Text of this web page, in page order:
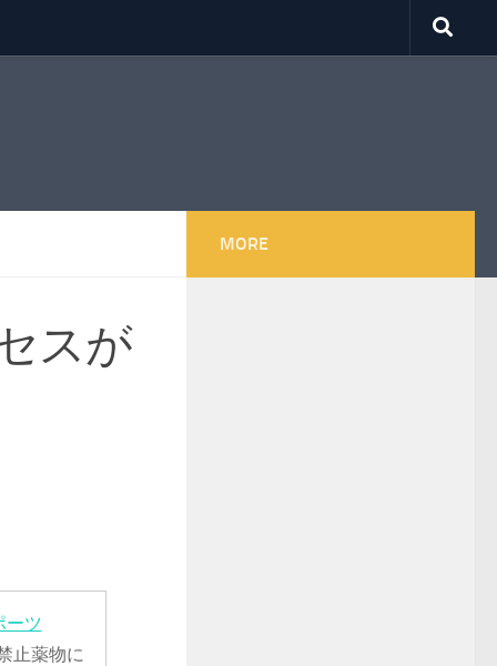
スが
ーツ
止薬物に
MORE